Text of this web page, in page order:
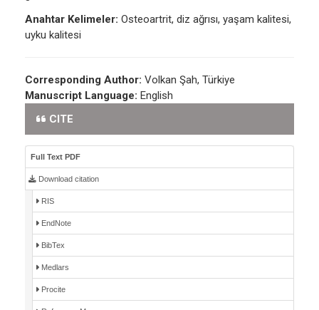
Anahtar Kelimeler: Osteoartrit, diz ağrısı, yaşam kalitesi,
uyku kalitesi
Corresponding Author: Volkan Şah, Türkiye
Manuscript Language: English
CITE
Full Text PDF
Download citation
RIS
EndNote
BibTex
Medlars
Procite